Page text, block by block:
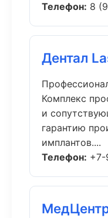
Телефон: 8
Дентал
Комплекс
и
гарантию
имплантов....
Телефон: +7-